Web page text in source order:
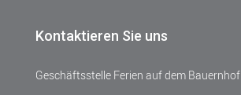
Kontaktieren Sie uns
Geschäftsstelle Ferien auf dem Bauernhof